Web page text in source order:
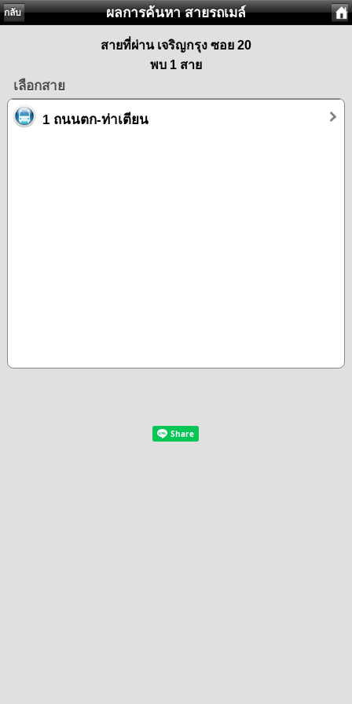
กลับ ผลการค้นหา สายรถเมล์
สายที่ผ่าน เจริญกรุง ซอย 20
พบ 1 สาย
เลือกสาย
1 ถนนตก-ท่าเตียน